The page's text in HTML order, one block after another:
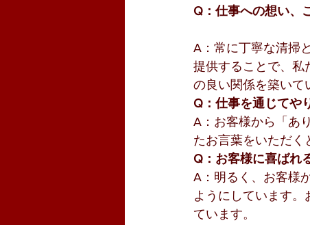
Q：仕事への想い、
A：常に丁寧な清掃
提供することで、私
の良い関係を築いて
Q：仕事を通じてや
A：お客様から「あ
たお言葉をいただく
Q：お客様に喜ばれ
A：明るく、お客様
ようにしています。
ています。